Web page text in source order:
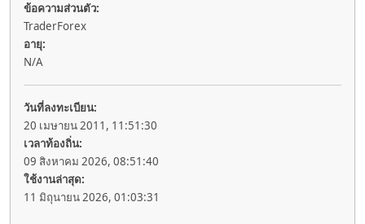
ข้อความส่วนตัว:
TraderForex
อายุ:
N/A
วันที่ลงทะเบียน:
20 เมษายน 2011, 11:51:30
เวลาท้องถิ่น:
09 สิงหาคม 2026, 08:51:40
ใช้งานล่าสุด:
11 มิถุนายน 2026, 01:03:31